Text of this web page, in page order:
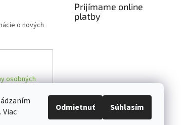
Odmietnuť Súhlasím
o nových
osobných
Prijímame online
platby